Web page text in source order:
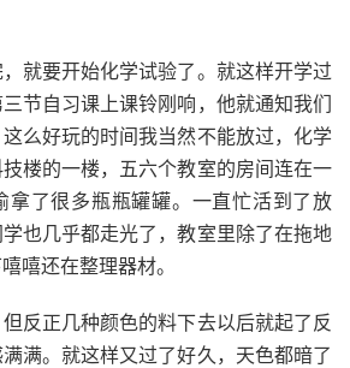
就要开始化学试验了。就这样开学过
节自习课上课铃刚响，他就通知我们
么好玩的时间我当然不能放过，化学
楼的一楼，五六个教室的房间连在一
拿了很多瓶瓶罐罐。一直忙活到了放
也几乎都走光了，教室里除了在拖地
嘻还在整理器材。
反正几种颜色的料下去以后就起了反
满。就这样又过了好久，天色都暗了